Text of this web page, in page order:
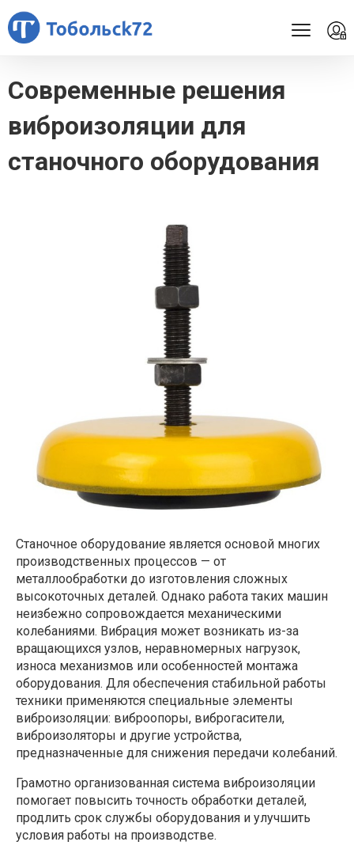
Современные решения
виброизоляции для
станочного оборудования
Станочное оборудование является основой многих
производственных процессов — от
металлообработки до изготовления сложных
высокоточных деталей. Однако работа таких машин
неизбежно сопровождается механическими
колебаниями. Вибрация может возникать из-за
вращающихся узлов, неравномерных нагрузок,
износа механизмов или особенностей монтажа
оборудования. Для обеспечения стабильной работы
техники применяются специальные элементы
виброизоляции: виброопоры, виброгасители,
виброизоляторы и другие устройства,
предназначенные для снижения передачи колебаний.
Грамотно организованная система виброизоляции
помогает повысить точность обработки деталей,
продлить срок службы оборудования и улучшить
условия работы на производстве.